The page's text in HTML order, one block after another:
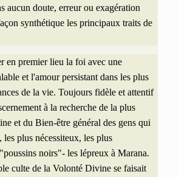
aucun doute, erreur ou exagération
synthétique les principaux traits de
en premier lieu la foi avec une
et l'amour persistant dans les plus
de la vie. Toujours fidèle et attentif
à la recherche de la plus
et du Bien-être général des gens qui
plus nécessiteux, les plus
"poussins noirs"- les lépreux à Marana.
culte de la Volonté Divine se faisait